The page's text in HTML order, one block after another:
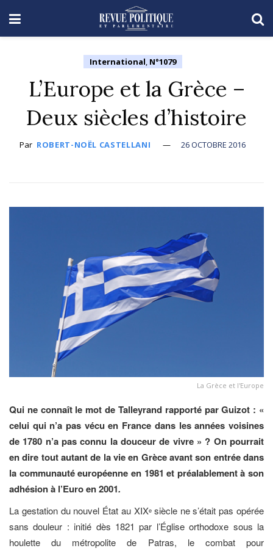
International, N°1079
L’Europe et la Grèce –
Deux siècles d’histoire
Par ROBERT-NOËL CASTELLANI 26 OCTOBRE 2016
La Grèce et l'Europe
Qui ne connaît le mot de Talleyrand rapporté par Guizot : «
celui qui n’a pas vécu en France dans les années voisines
de 1780 n’a pas connu la douceur de vivre » ? On pourrait
en dire tout autant de la vie en Grèce avant son entrée dans
la communauté européenne en 1981 et préalablement à son
adhésion à l’Euro en 2001.
La gestation du nouvel État au XIXe siècle ne s’était pas opérée
sans douleur : initié dès 1821 par l’Église orthodoxe sous la
houlette du métropolite de Patras, le combat pour